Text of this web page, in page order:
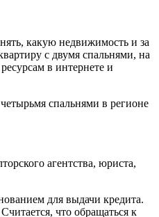
какую недвижимость и за
с двумя спальнями, на
в интернете и
спальнями в регионе
агентства, юриста,
для выдачи кредита.
что обращаться к